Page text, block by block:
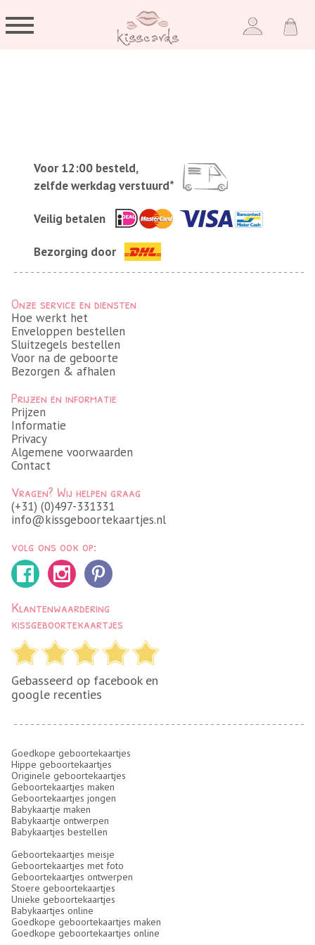
Voor 12:00 besteld,
zelfde werkdag verstuurd*
Veilig betalen
Bezorging door
Onze service en diensten
Hoe werkt het
Enveloppen bestellen
Sluitzegels bestellen
Voor na de geboorte
Bezorgen & afhalen
Prijzen en informatie
Prijzen
Informatie
Privacy
Algemene voorwaarden
Contact
Vragen? Wij helpen graag
(+31) (0)497-331331
info@kissgeboortekaartjes.nl
volg ons ook op:
Klantenwaardering
kissgeboortekaartjes
Gebasseerd op facebook en
google recenties
Goedkope geboortekaartjes
Hippe geboortekaartjes
Originele geboortekaartjes
Geboortekaartjes maken
Geboortekaartjes jongen
Babykaartje maken
Babykaartje ontwerpen
Babykaartjes bestellen
Geboortekaartjes meisje
Geboortekaartjes met foto
Geboortekaartjes ontwerpen
Stoere geboortekaartjes
Unieke geboortekaartjes
Babykaartjes online
Goedkope geboortekaartjes maken
Goedkope geboortekaartjes online